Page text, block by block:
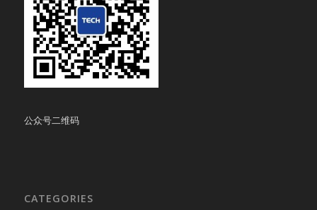
公众号二维码
CATEGORIES